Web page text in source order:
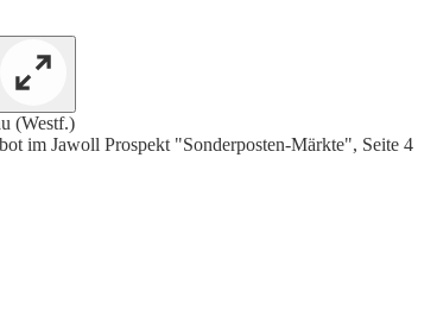
(Westf.)
im Jawoll Prospekt "Sonderposten-Märkte", Seite 4